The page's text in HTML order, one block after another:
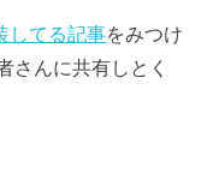
してる記事をみつけ
さんに共有しとく